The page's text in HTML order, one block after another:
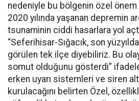
nedeniyle bu bölgenin özel önem
2020 yılında yaşanan depremin
tsunaminin ciddi hasarlara yol
“Seferihisar-Sığacık, son
görülen tek ilçe diyebiliriz. Bu
somut olduğunu gösterdi”
erken uyarı sistemleri ve siren
kurulacağını belirten Özel,